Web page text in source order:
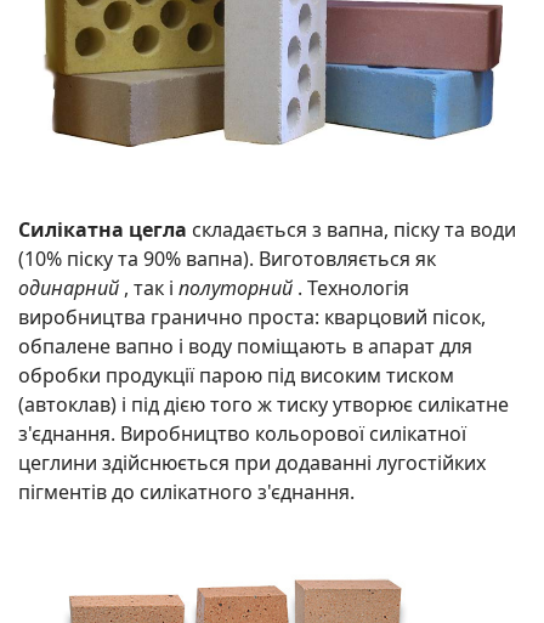
Силікатна цегла складається з вапна, піску та води
(10% піску та 90% вапна). Виготовляється як
одинарний , так і полуторний . Технологія
виробництва гранично проста: кварцовий пісок,
обпалене вапно і воду поміщають в апарат для
обробки продукції парою під високим тиском
(автоклав) і під дією того ж тиску утворює силікатне
з'єднання. Виробництво кольорової силікатної
цеглини здійснюється при додаванні лугостійких
пігментів до силікатного з'єднання.